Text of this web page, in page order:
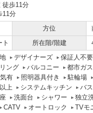
徒歩11分
11分
方位
所在階/階建
デザイナーズ 保証人不要
ング バルコニー 都市ガス
有 照明器具付き 駐輪場
上 システムキッチン バ
洗面台 シャワー 独立
CATV オートロック
TVモ